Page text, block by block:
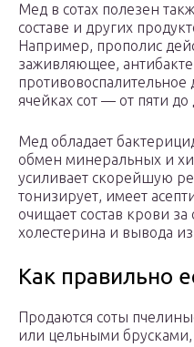
Мед в сотах полезен
составе и других
Например, прополис
заживляющее,
противовоспалительное
ячейках сот — от пяти до
Мед обладает
обмен минеральных и
усиливает скорейшую
тонизирует, имеет
очищает состав крови
холестерина и вывода
Как правильно
Продаются соты
или цельными брусками,